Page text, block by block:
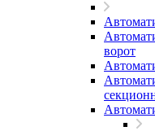
ворот